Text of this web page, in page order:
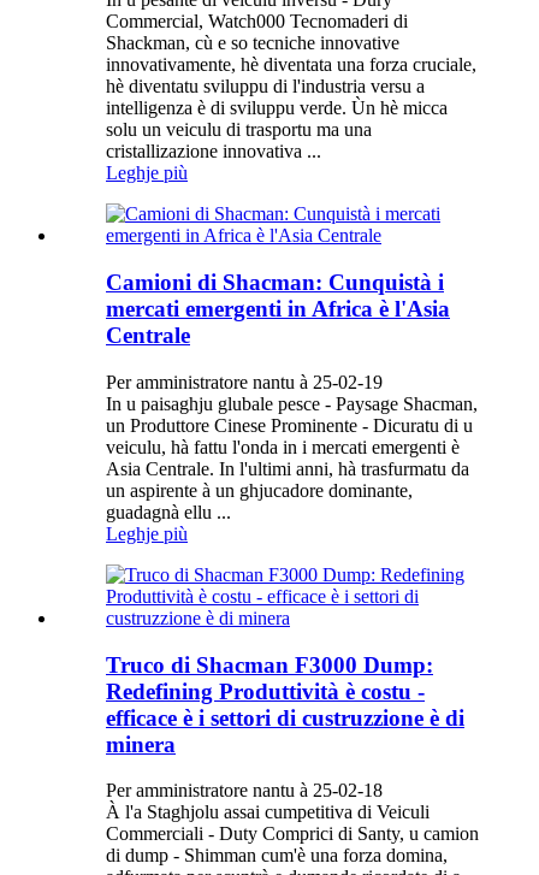
Commercial, Watch000 Tecnomaderi di
Shackman, cù e so tecniche innovative
innovativamente, hè diventata una forza cruciale,
hè diventatu sviluppu di l'industria versu a
intelligenza è di sviluppu verde. Ùn hè micca
solu un veiculu di trasportu ma una
cristallizazione innovativa ...
Leghje più
Camioni di Shacman: Cunquistà i
mercati emergenti in Africa è l'Asia
Centrale
Per amministratore nantu à 25-02-19
In u paisaghju glubale pesce - Paysage Shacman,
un Produttore Cinese Prominente - Dicuratu di u
veiculu, hà fattu l'onda in i mercati emergenti è
Asia Centrale. In l'ultimi anni, hà trasfurmatu da
un aspirente à un ghjucadore dominante,
guadagnà ellu ...
Leghje più
Truco di Shacman F3000 Dump:
Redefining Produttività è costu -
efficace è i settori di custruzzione è di
minera
Per amministratore nantu à 25-02-18
À l'a Staghjolu assai cumpetitiva di Veiculi
Commerciali - Duty Comprici di Santy, u camion
di dump - Shimman cum'è una forza domina,